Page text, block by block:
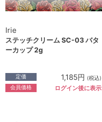
Irie
ステッチクリーム SC-03 バタ
ーカップ 2g
定価 1,185円 (税込)
会員価格 ログイン後に表示